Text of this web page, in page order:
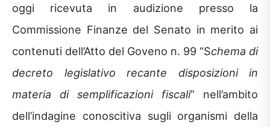
oggi ricevuta in audizione presso la
Commissione Finanze del Senato in merito ai
contenuti dell’Atto del Goveno n. 99 “Schema di
decreto legislativo recante disposizioni in
materia di semplificazioni fiscali” nell’ambito
dell’indagine conoscitiva sugli organismi della